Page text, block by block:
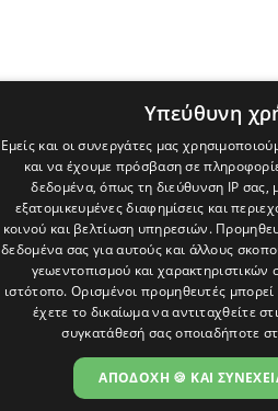
Υπεύθυνη
Εμείς και οι συνεργάτες μας
και να έχουμε πρόσβαση σε
δεδομένα, όπως τη διεύθυνση IP σας,
εξατομικευμένες διαφημίσεις και
κοινού και βελτίωση υπηρεσιών.
δεδομένα σας για αυτούς και άλλους
γεωεντοπισμού και χαρακτηριστικών
ιστότοπο. Ορισμένοι προμηθευτές
έχετε το δικαίωμα να αντιταχθείτε
συγκατάθεσή σας οποιαδήποτε
ΑΠΟΔΟΧΗ 🍪 ΚΑΙ